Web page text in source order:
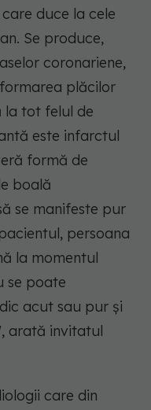
duce la cele
Se produce,
coronariene,
plăcilor
la tot felul de
este infarctul
formă de
boală
se manifeste pur
persoana
la momentul
se poate
acut sau pur și
arată invitatul
care din